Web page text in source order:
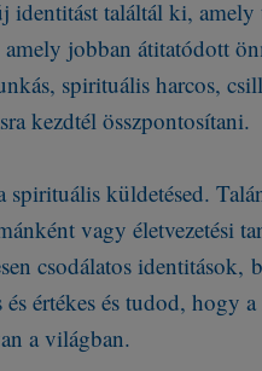
identitást találtál ki, amely
jobban átitatódott
spirituális harcos,
kezdtél összpontosítani.
küldetésed.
vagy életvezetési
csodálatos identitások,
értékes és tudod, hogy
a világban.